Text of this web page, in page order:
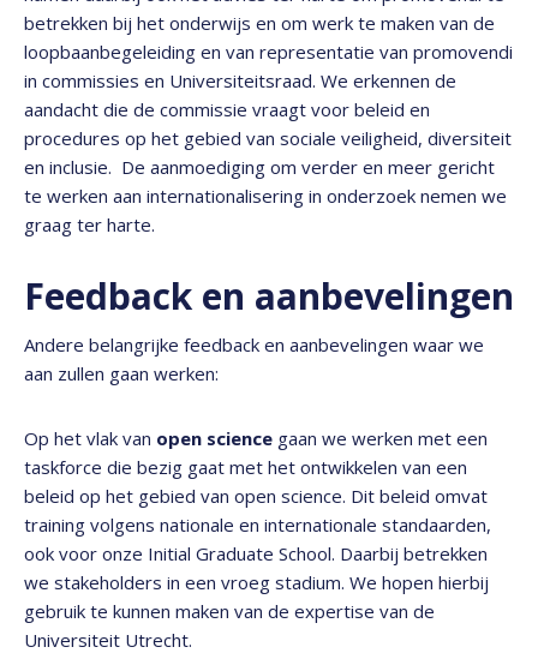
betrekken bij het onderwijs en om werk te maken van de
loopbaanbegeleiding en van representatie van promovendi
in commissies en Universiteitsraad. We erkennen de
aandacht die de commissie vraagt voor beleid en
procedures op het gebied van sociale veiligheid, diversiteit
en inclusie. De aanmoediging om verder en meer gericht
te werken aan internationalisering in onderzoek nemen we
graag ter harte.
Feedback en aanbevelingen
Andere belangrijke feedback en aanbevelingen waar we
aan zullen gaan werken:
Op het vlak van open science gaan we werken met een
taskforce die bezig gaat met het ontwikkelen van een
beleid op het gebied van open science. Dit beleid omvat
training volgens nationale en internationale standaarden,
ook voor onze Initial Graduate School. Daarbij betrekken
we stakeholders in een vroeg stadium. We hopen hierbij
gebruik te kunnen maken van de expertise van de
Universiteit Utrecht.